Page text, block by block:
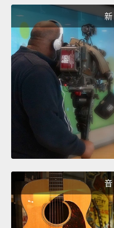
新
音